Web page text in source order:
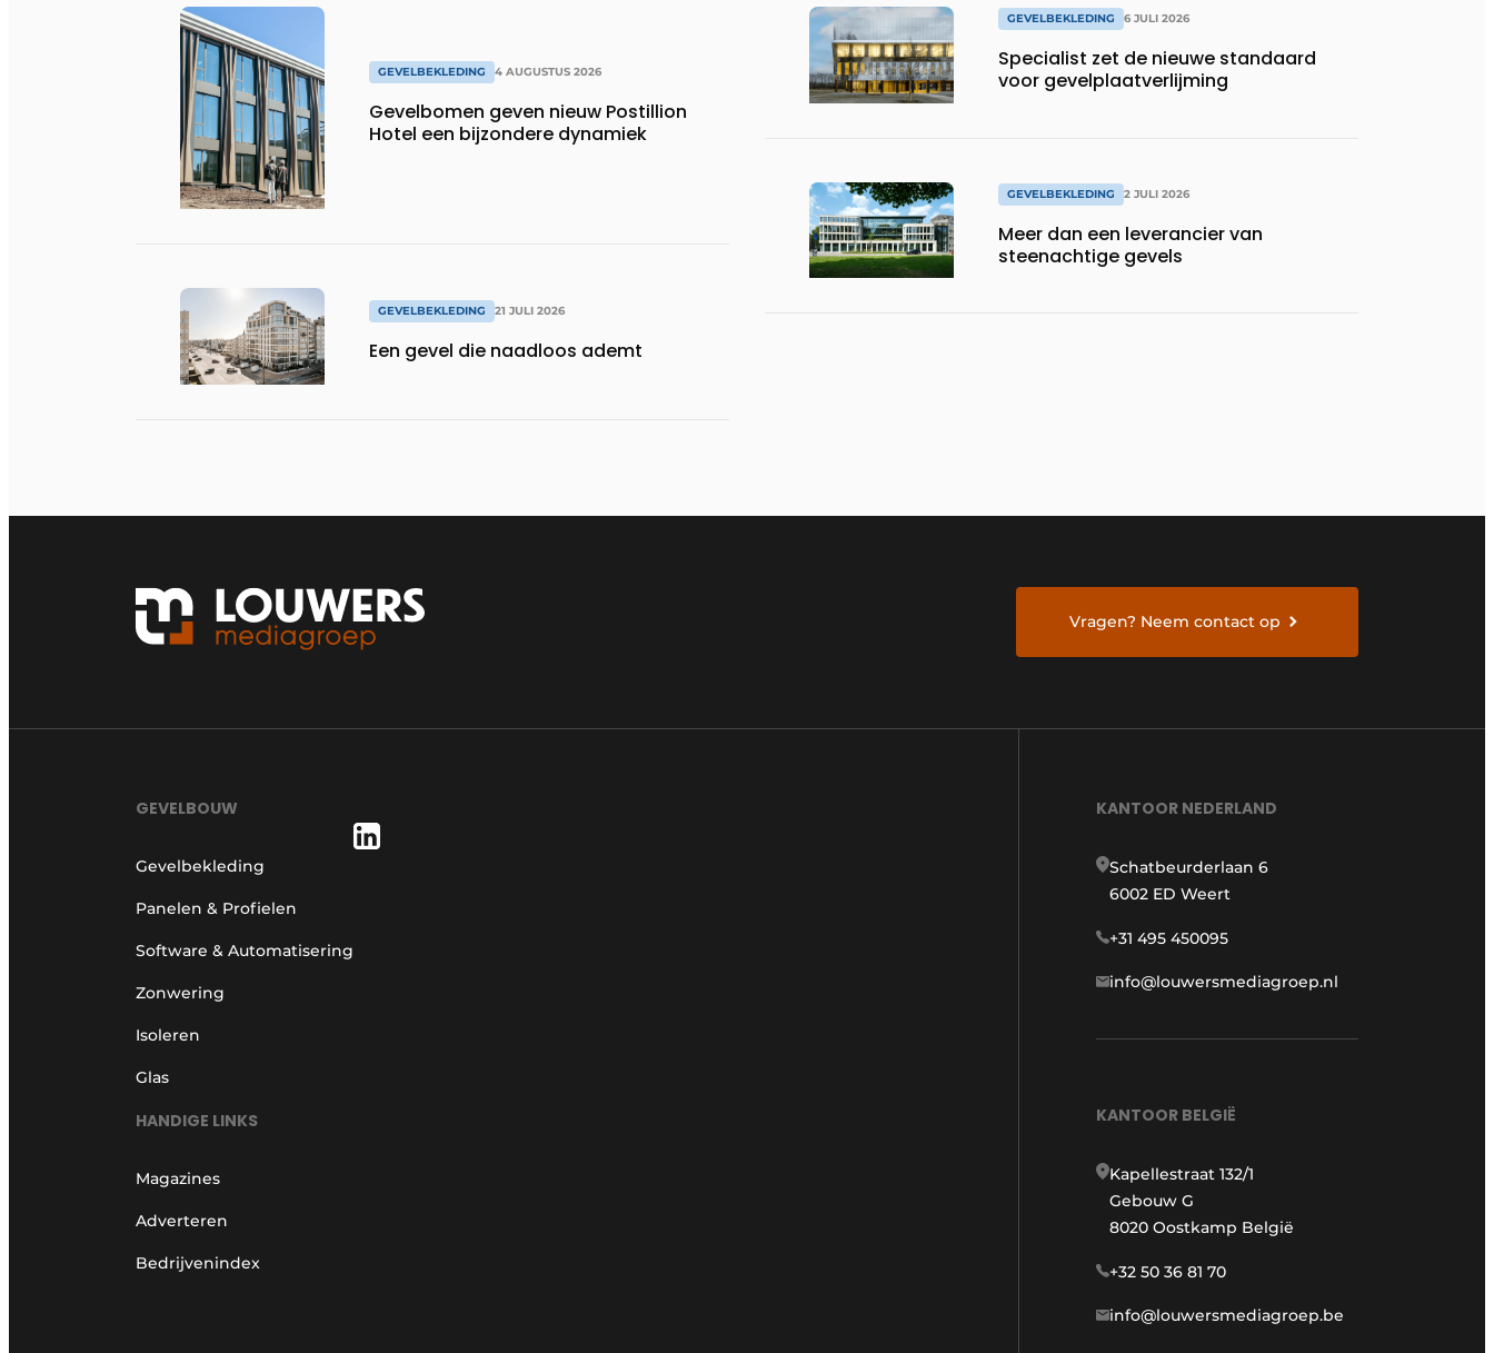
GEVELBEKLEDING 4 AUGUSTUS 2026
Gevelbomen geven nieuw Postillion
Hotel een bijzondere dynamiek
GEVELBEKLEDING 21 JULI 2026
Een gevel die naadloos ademt
GEVELBEKLEDING 6 JULI 2026
Specialist zet de nieuwe standaard
voor gevelplaatverlijming
GEVELBEKLEDING 2 JULI 2026
Meer dan een leverancier van
steenachtige gevels
Vragen? Neem contact op
GEVELBOUW
Gevelbekleding
Panelen & Profielen
Software & Automatisering
Zonwering
Isoleren
Glas
HANDIGE LINKS
Magazines
Adverteren
Bedrijvenindex
KANTOOR NEDERLAND
Schatbeurderlaan 6
6002 ED Weert
+31 495 450095
info@louwersmediagroep.nl
KANTOOR BELGIË
Kapellestraat 132/1
Gebouw G
8020 Oostkamp België
+32 50 36 81 70
info@louwersmediagroep.be